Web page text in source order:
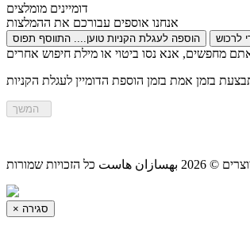
דומיינים מומלצים
אנחנו אוספים עבורכם את ההמלצות
הוספה לעגלת הקניות טוען.... התווסף תפוס לרכוש
× סגירה